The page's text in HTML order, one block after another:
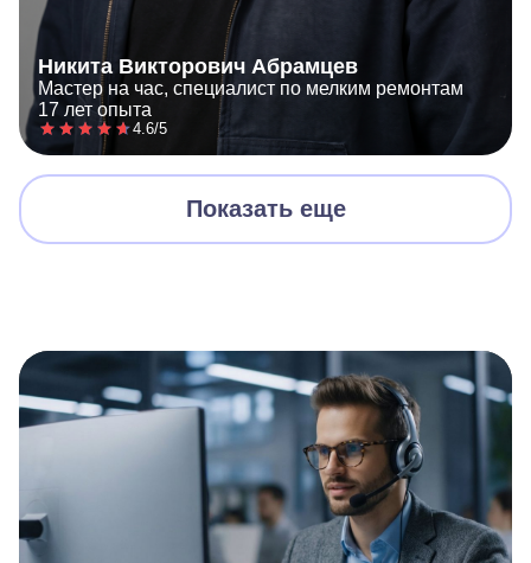
Никита Викторович Абрамцев
Мастер на час, специалист по мелким ремонтам
17 лет опыта
4.6/5
Показать еще